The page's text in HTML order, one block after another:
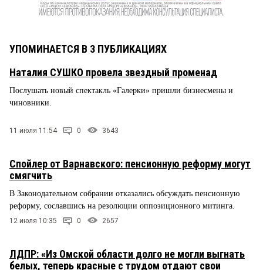
УПОМИНАЕТСЯ В 3 ПУБЛИКАЦИЯХ
Наталия СУШКО провела звездный променад
Послушать новый спектакль «Галерки» пришли бизнесмены и
чиновники.
11 июля 11:54 0 3643
Спойлер от Варнавского: пенсионную реформу могут
смягчить
В Законодательном собрании отказались обсуждать пенсионную
реформу, сославшись на резолюции оппозиционного митинга.
12 июля 10:35 0 2657
ЛДПР: «Из Омской области долго не могли выгнать
белых, теперь красные с трудом отдают свои